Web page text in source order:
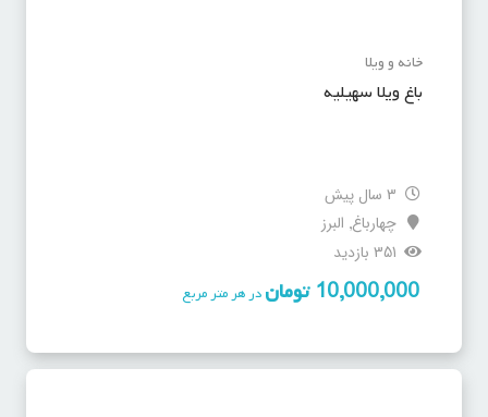
خانه و ویلا
باغ ویلا سهیلیه
3 سال پیش
چهارباغ,البرز
351 بازدید
10,000,000 توماندر هر متر مربع